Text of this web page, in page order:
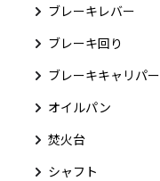
ブレーキレバー
ブレーキ回り
ブレーキキャリパー
オイルパン
焚火台
シャフト